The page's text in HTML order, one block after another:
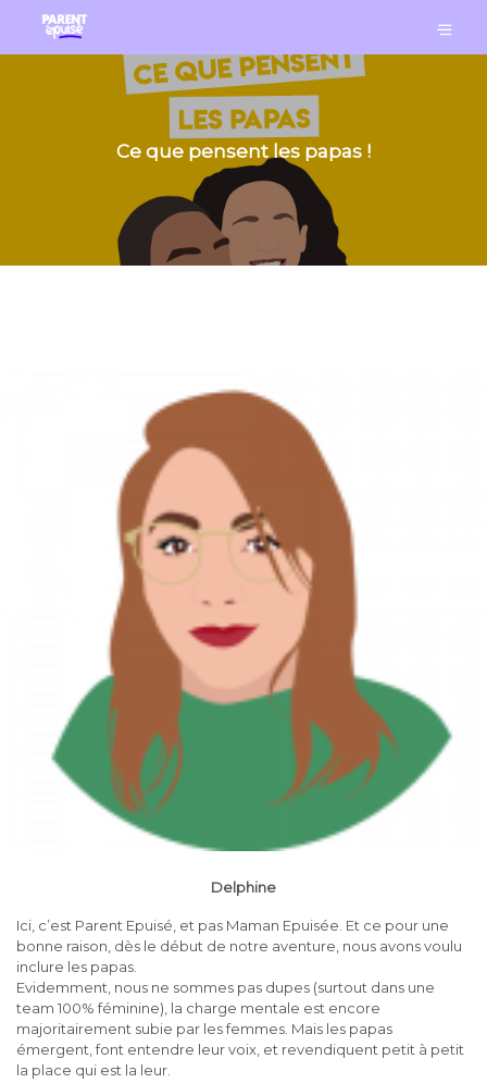
Ce que pensent les papas !
Delphine
Ici, c’est Parent Epuisé, et pas Maman Epuisée. Et ce pour une
bonne raison, dès le début de notre aventure, nous avons voulu
inclure les papas.
Evidemment, nous ne sommes pas dupes (surtout dans une
team 100% féminine), la charge mentale est encore
majoritairement subie par les femmes. Mais les papas
émergent, font entendre leur voix, et revendiquent petit à petit
la place qui est la leur.